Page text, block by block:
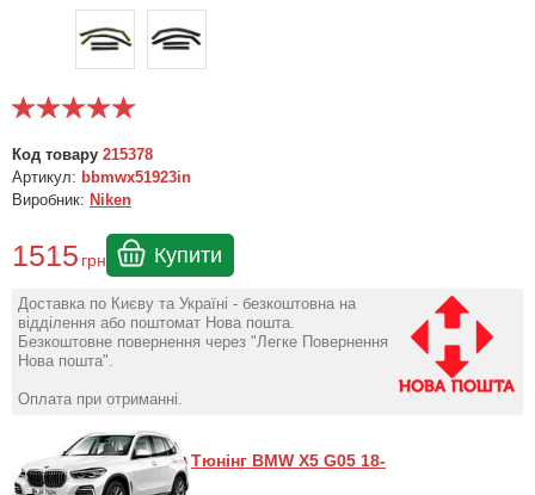
Код товару 215378
Артикул: bbmwx51923in
Виробник: Niken
1515 грн Купити
Доставка по Києву та Україні - безкоштовна на
відділення або поштомат Нова пошта.
Безкоштовне повернення через "Легке Повернення
Нова пошта".
Оплата при отриманні.
Тюнінг BMW X5 G05 18-